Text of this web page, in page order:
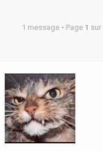
1 message • Page 1 sur